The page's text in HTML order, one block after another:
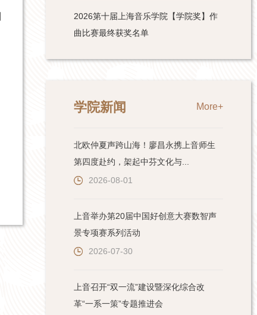
学院新闻 More+
北欧仲夏声跨山海！廖昌永携上音师生
第四度赴约，架起中芬文化与...
2026-08-01
上音举办第20届中国好创意大赛数智声
景专项赛系列活动
2026-07-30
上音召开“双一流”建设暨深化综合改
革“一系一策”专题推进会